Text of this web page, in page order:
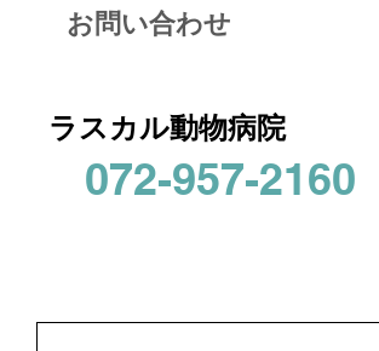
お問い合わせ
ラスカル動物病院
072-957-2160